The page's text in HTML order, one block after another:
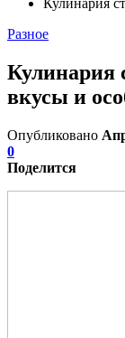
Кулинария
Разное
Кулинария
вкусы и
Опубликовано
0
Поделится